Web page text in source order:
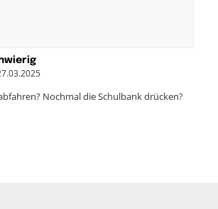
Nochmal die Schulbank drücken?